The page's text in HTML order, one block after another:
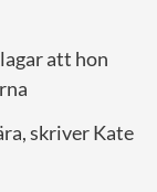
att hon
skriver Kate